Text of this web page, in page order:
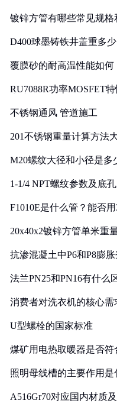
镀锌方管有哪些常见规格
D400球墨铸铁井盖重多少
覆膜砂的耐高温性能如何
RU7088R功率MOSFET
不锈钢通风 管道施工
201不锈钢重量计算方法
M20螺纹大径和小径是多
1-1/4 NPT螺纹参数及底
F1010E是什么管？能否
20x40x2镀锌方管单米重
抗渗混凝土中P6和P8膨
法兰PN25和PN16有什么
消费者对洗衣机的核心需
U型螺栓的国家标准
煤矿用电热取暖器是否
照明母线槽的主要作用是
A516Gr70对应国内材质